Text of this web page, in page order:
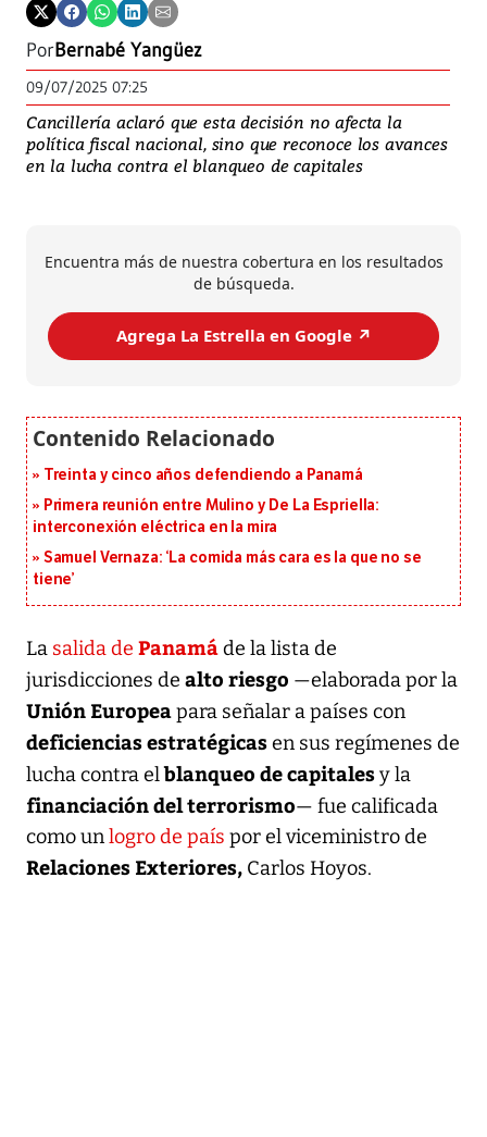
PorBernabé Yangüez
09/07/2025 07:25
Cancillería aclaró que esta decisión no afecta la
política fiscal nacional, sino que reconoce los avances
en la lucha contra el blanqueo de capitales
Encuentra más de nuestra cobertura en los resultados
de búsqueda.
Agrega La Estrella en Google ↗️
Treinta y cinco años defendiendo a Panamá
Primera reunión entre Mulino y De La Espriella:
interconexión eléctrica en la mira
Samuel Vernaza: ‘La comida más cara es la que no se
tiene’
La salida de Panamáde la lista de
jurisdicciones de alto riesgo —elaborada por la
Unión Europeapara señalar a países con
deficiencias estratégicasen sus regímenes de
lucha contra elblanqueo de capitalesy la
financiación del terrorismo— fue calificada
como unlogro de país por el viceministro de
Relaciones Exteriores, Carlos Hoyos.